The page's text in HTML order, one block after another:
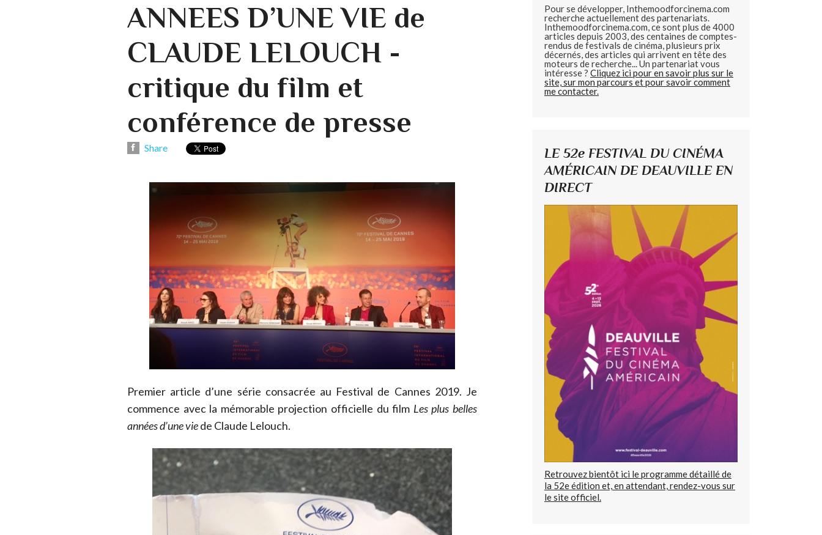
ANNEES D’UNE VIE de
CLAUDE LELOUCH -
critique du film et
conférence de presse
Share
Premier article d’une série consacrée au Festival de Cannes 2019. Je
commence avec la mémorable projection officielle du film Les plus belles
années d’une viede Claude Lelouch.
Pour se développer, Inthemoodforcinema.com
recherche actuellement des partenariats.
Inthemoodforcinema.com, ce sont plus de 4000
articles depuis 2003, des centaines de comptes-
rendus de festivals de cinéma, plusieurs prix
décernés, des articles qui arrivent en tête des
moteurs de recherche... Un partenariat vous
intéresse ? Cliquez ici pour en savoir plus sur le
site, sur mon parcours et pour savoir comment
me contacter.
LE 52e FESTIVAL DU CINÉMA
AMÉRICAIN DE DEAUVILLE EN
DIRECT
Retrouvez bientôt ici le programme détaillé de
la 52e édition et, en attendant, rendez-vous sur
le site officiel.